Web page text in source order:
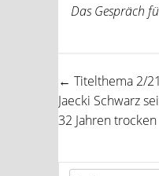
Das Gespräch
Post
← Titelthema 2/
Jaecki Schwarz
32 Jahren trocken